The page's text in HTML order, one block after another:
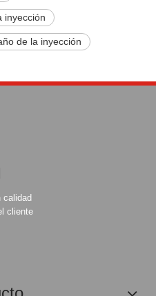
inyección
de la inyección
calidad
cliente